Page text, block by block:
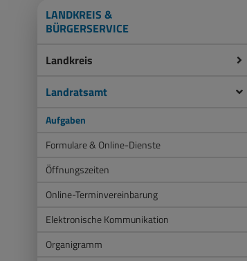
LANDKREIS &
BÜRGERSERVICE
Landkreis
Landratsamt
Aufgaben
Formulare & Online-Dienste
Öffnungszeiten
Online-Terminvereinbarung
Elektronische Kommunikation
Organigramm